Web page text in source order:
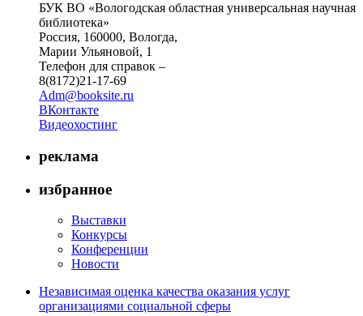
БУК ВО «Вологодская областная универсальная научная
библиотека»
Россия, 160000, Вологда,
Марии Ульяновой, 1
Телефон для справок –
8(8172)21-17-69
Adm@booksite.ru
ВКонтакте
Видеохостинг
реклама
избранное
Выставки
Конкурсы
Конференции
Новости
Независимая оценка качества оказания услуг
организациями социальной сферы